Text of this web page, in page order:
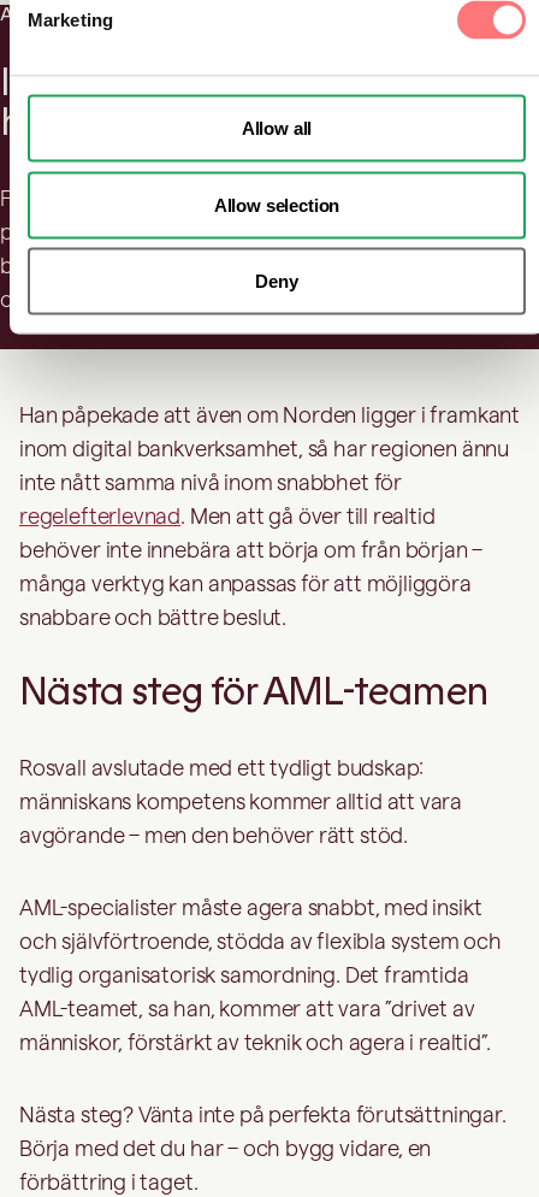
Marketing
Allow all
Allow selection
Deny
AML screening
Identifiera och kontrollera
högriskkunder
Få tillgång till uppdaterad data som täcker personer i
politisk utsatt ställning (PEP), släktingar och nära
bekanta (RCA), sanktionsscreening, verkliga huvudmän
och negativ mediebevakning.
Han påpekade att även om Norden ligger i framkant
inom digital bankverksamhet, så har regionen ännu
inte nått samma nivå inom snabbhet för
regelefterlevnad. Men att gå över till realtid
behöver inte innebära att börja om från början –
många verktyg kan anpassas för att möjliggöra
snabbare och bättre beslut.
Nästa steg för AML-teamen
Rosvall avslutade med ett tydligt budskap:
människans kompetens kommer alltid att vara
avgörande – men den behöver rätt stöd.
AML-specialister måste agera snabbt, med insikt
och självförtroende, stödda av flexibla system och
tydlig organisatorisk samordning. Det framtida
AML-teamet, sa han, kommer att vara ”drivet av
människor, förstärkt av teknik och agera i realtid”.
Nästa steg? Vänta inte på perfekta förutsättningar.
Börja med det du har – och bygg vidare, en
förbättring i taget.